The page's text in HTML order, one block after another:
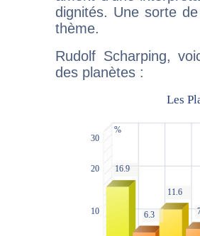
dignités. Une sorte
thème.
Rudolf Scharping,
des planètes :